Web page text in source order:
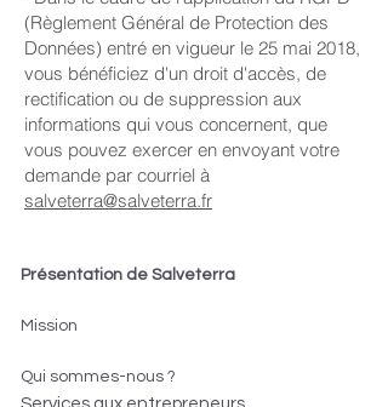
(Règlement Général de Protection des
Données) entré en vigueur le 25 mai 2018,
vous bénéficiez d'un droit d'accès, de
rectification ou de suppression aux
informations qui vous concernent, que
vous pouvez exercer en envoyant votre
demande par courriel à
salveterra@salveterra.fr
Présentation de Salveterra
Mission
Qui sommes-nous ?